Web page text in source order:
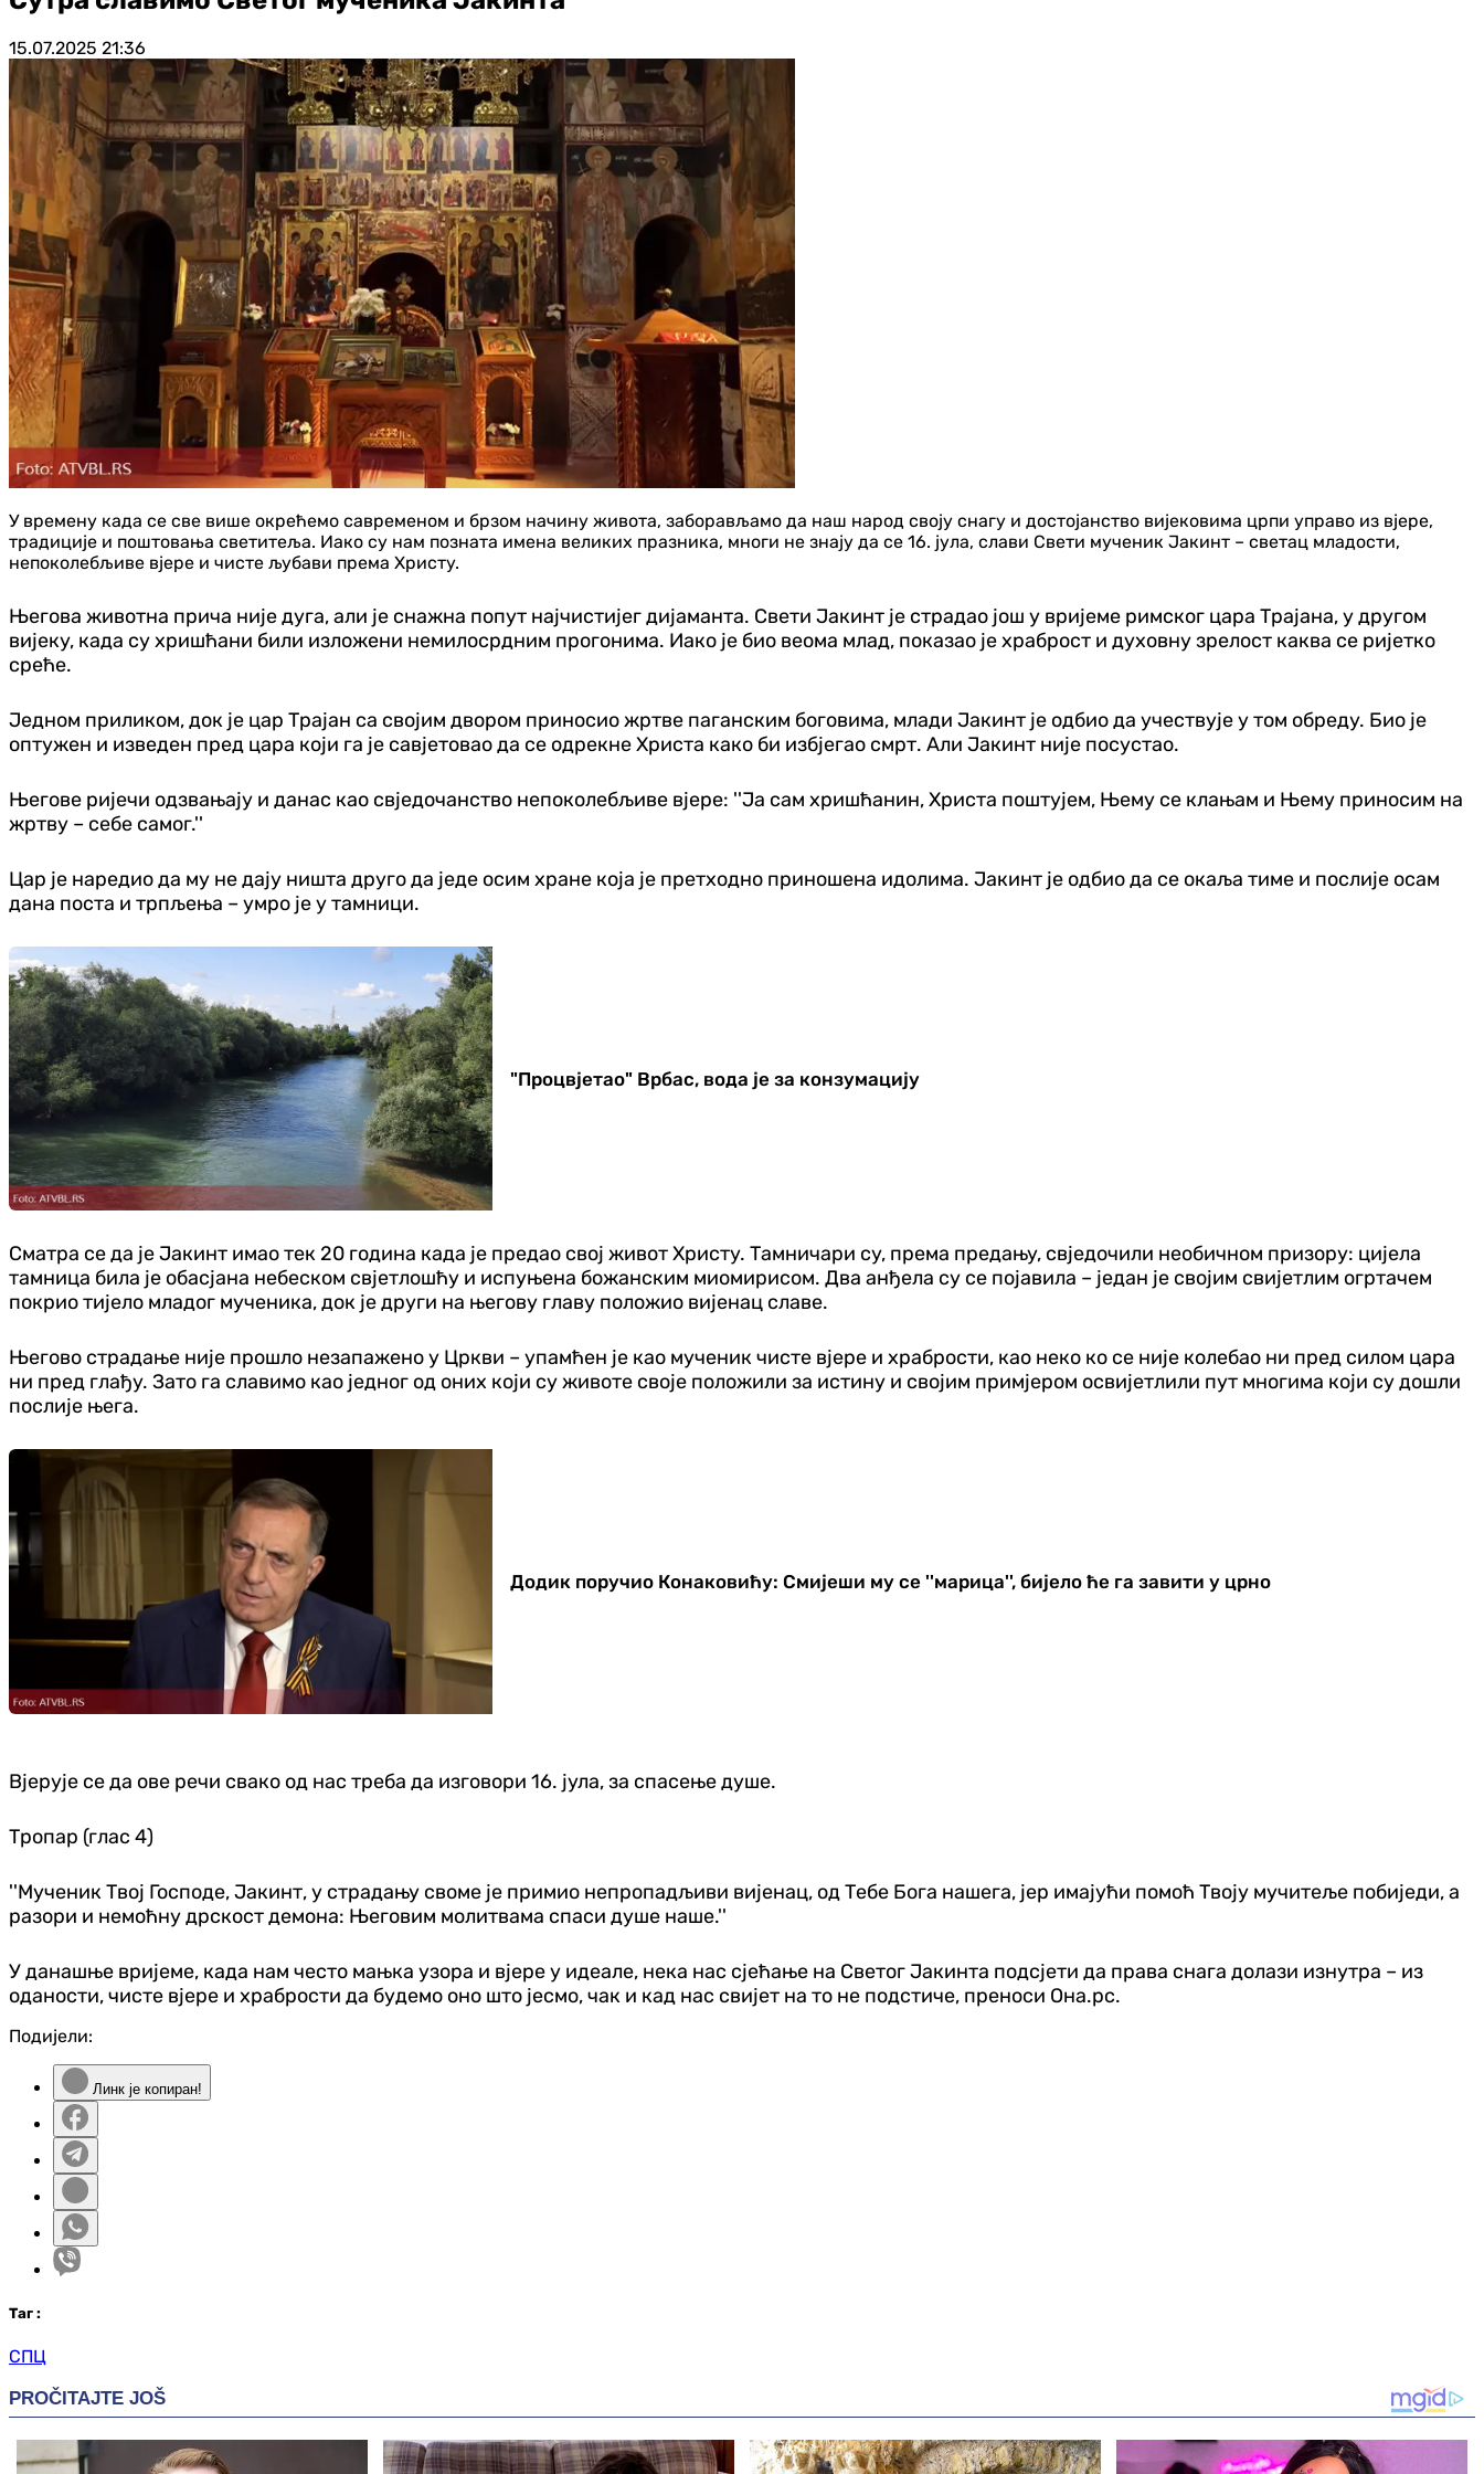
15.07.2025 21:36
У времену када се све више окрећемо савременом и брзом начину живота, заборављамо да наш народ своју снагу и достојанство вијековима црпи управо из вјере,
традиције и поштовања светитеља. Иако су нам позната имена великих празника, многи не знају да се 16. јула, слави Свети мученик Јакинт – светац младости,
непоколебљиве вјере и чисте љубави према Христу.
Његова животна прича није дуга, али је снажна попут најчистијег дијаманта. Свети Јакинт је страдао још у вријеме римског цара Трајана, у другом
вијеку, када су хришћани били изложени немилосрдним прогонима. Иако је био веома млад, показао је храброст и духовну зрелост каква се ријетко
среће.
Једном приликом, док је цар Трајан са својим двором приносио жртве паганским боговима, млади Јакинт је одбио да учествује у том обреду. Био је
оптужен и изведен пред цара који га је савјетовао да се одрекне Христа како би избјегао смрт. Али Јакинт није посустао.
Његове ријечи одзвањају и данас као свједочанство непоколебљиве вјере: ''Ја сам хришћанин, Христа поштујем, Њему се клањам и Њему приносим на
жртву – себе самог.''
Цар је наредио да му не дају ништа друго да једе осим хране која је претходно приношена идолима. Јакинт је одбио да се окаља тиме и послије осам
дана поста и трпљења – умро је у тамници.
"Процвјетао" Врбас, вода је за конзумацију
Сматра се да је Јакинт имао тек 20 година када је предао свој живот Христу. Тамничари су, према предању, свједочили необичном призору: цијела
тамница била је обасјана небеском свјетлошћу и испуњена божанским миомирисом. Два анђела су се појавила – један је својим свијетлим огртачем
покрио тијело младог мученика, док је други на његову главу положио вијенац славе.
Његово страдање није прошло незапажено у Цркви – упамћен је као мученик чисте вјере и храбрости, као неко ко се није колебао ни пред силом цара
ни пред глађу. Зато га славимо као једног од оних који су животе своје положили за истину и својим примјером освијетлили пут многима који су дошли
послије њега.
Додик поручио Конаковићу: Смијеши му се ''марица'', бијело ће га завити у црно
Вјерује се да ове речи свако од нас треба да изговори 16. јула, за спасење душе.
Тропар (глас 4)
''Мученик Твој Господе, Јакинт, у страдању своме је примио непропадљиви вијенац, од Тебе Бога нашега, јер имајући помоћ Твоју мучитеље побиједи, а
разори и немоћну дрскост демона: Његовим молитвама спаси душе наше.''
У данашње вријеме, када нам често мањка узора и вјере у идеале, нека нас сјећање на Светог Јакинта подсјети да права снага долази изнутра – из
оданости, чисте вјере и храбрости да будемо оно што јесмо, чак и кад нас свијет на то не подстиче, преноси Она.рс.
Подијели:
Линк је копиран!
Таг :
СПЦ